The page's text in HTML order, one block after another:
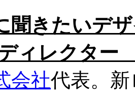
聞きたいデ
ィレクター
会社代表。